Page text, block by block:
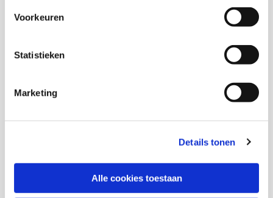
Voorkeuren
Statistieken
Marketing
Details tonen
Alle cookies toestaan
Senior onderzoeker en adviseur kwaliteit KIS
Wouter Roeleveld
Ouafila Essayah